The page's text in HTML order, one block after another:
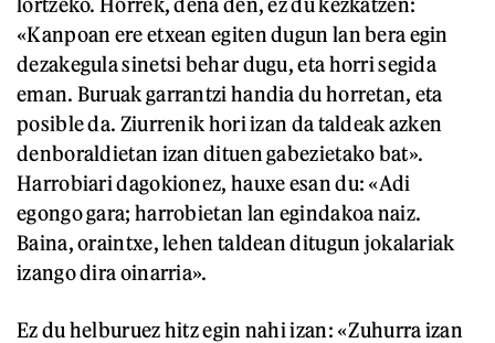
«Kanpoan ere etxean egiten dugun lan bera egin
dezakegula sinetsi behar dugu, eta horri segida
eman. Buruak garrantzi handia du horretan, eta
posible da. Ziurrenik hori izan da taldeak azken
denboraldietan izan dituen gabezietako bat».
Harrobiari dagokionez, hauxe esan du: «Adi
egongo gara; harrobietan lan egindakoa naiz.
Baina, oraintxe, lehen taldean ditugun jokalariak
izango dira oinarria».
Ez du helburuez hitz egin nahi izan: «Zuhurra izan